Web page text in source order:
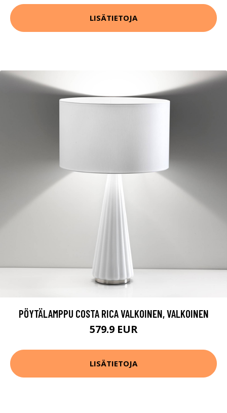
LISÄTIETOJA
PÖYTÄLAMPPU COSTA RICA VALKOINEN, VALKOINEN
579.9 EUR
LISÄTIETOJA